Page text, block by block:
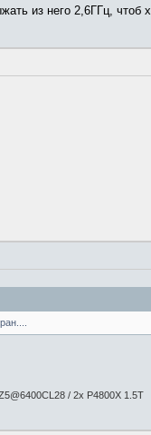
из него 2,6ГГц, чтоб
/ 2x P4800X 1.5T